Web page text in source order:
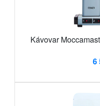
Kávovar
6